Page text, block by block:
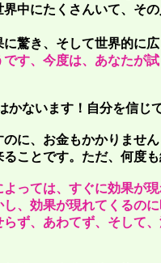
中にたくさんいて、そ
驚き、そして世界的に
です、今度は、あなたが
かないます！自分を信じ
に、お金もかかりませ
ことです。ただ、何度
っては、すぐに効果が
、効果が現れてくるの
ず、あわてず、そして